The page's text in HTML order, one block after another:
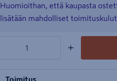
Huomioithan, että kaupasta
lisätään mahdolliset toimituskulut.
+
Toimitus